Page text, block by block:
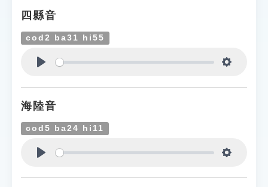
遊戲專區
教學應用
貓頭鷹博士
四縣音
cod2 ba31 hi55
海陸音
cod5 ba24 hi11